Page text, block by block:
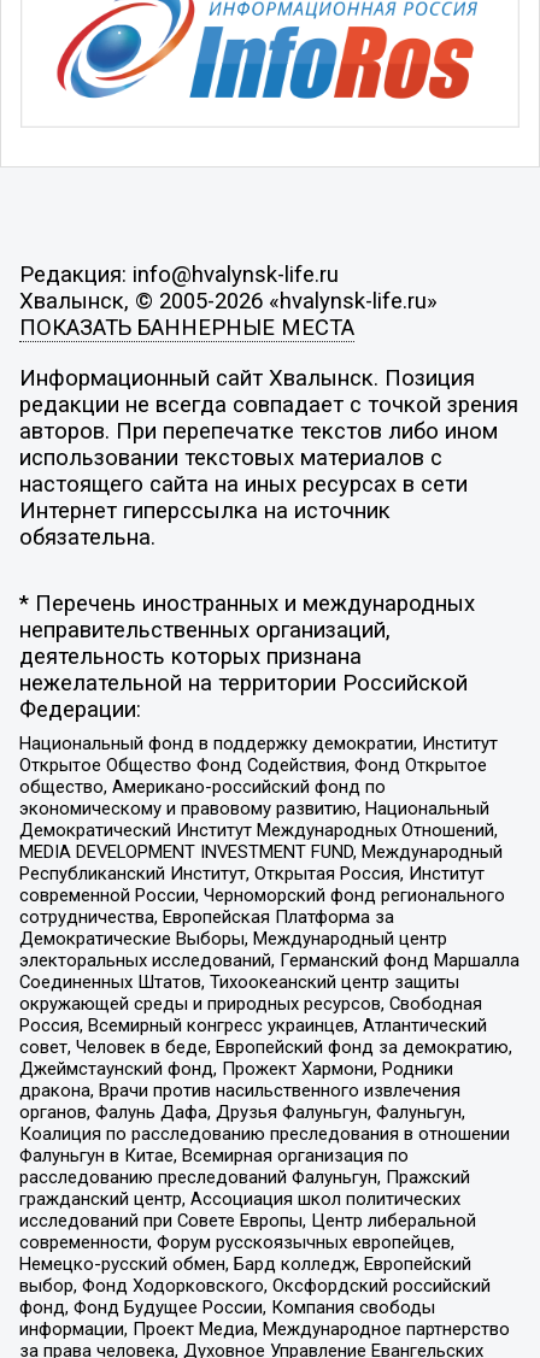
Редакция: info@hvalynsk-life.ru
Хвалынск, © 2005-2026 «hvalynsk-life.ru»
ПОКАЗАТЬ БАННЕРНЫЕ МЕСТА
Информационный сайт Хвалынск. Позиция
редакции не всегда совпадает с точкой зрения
авторов. При перепечатке текстов либо ином
использовании текстовых материалов с
настоящего сайта на иных ресурсах в сети
Интернет гиперссылка на источник
обязательна.
* Перечень иностранных и международных
неправительственных организаций,
деятельность которых признана
нежелательной на территории Российской
Федерации:
Национальный фонд в поддержку демократии, Институт
Открытое Общество Фонд Содействия, Фонд Открытое
общество, Американо-российский фонд по
экономическому и правовому развитию, Национальный
Демократический Институт Международных Отношений,
MEDIA DEVELOPMENT INVESTMENT FUND, Международный
Республиканский Институт, Открытая Россия, Институт
современной России, Черноморский фонд регионального
сотрудничества, Европейская Платформа за
Демократические Выборы, Международный центр
электоральных исследований, Германский фонд Маршалла
Соединенных Штатов, Тихоокеанский центр защиты
окружающей среды и природных ресурсов, Свободная
Россия, Всемирный конгресс украинцев, Атлантический
совет, Человек в беде, Европейский фонд за демократию,
Джеймстаунский фонд, Прожект Хармони, Родники
дракона, Врачи против насильственного извлечения
органов, Фалунь Дафа, Друзья Фалуньгун, Фалуньгун,
Коалиция по расследованию преследования в отношении
Фалуньгун в Китае, Всемирная организация по
расследованию преследований Фалуньгун, Пражский
гражданский центр, Ассоциация школ политических
исследований при Совете Европы, Центр либеральной
современности, Форум русскоязычных европейцев,
Немецко-русский обмен, Бард колледж, Европейский
выбор, Фонд Ходорковского, Оксфордский российский
фонд, Фонд Будущее России, Компания свободы
информации, Проект Медиа, Международное партнерство
за права человека, Духовное Управление Евангельских